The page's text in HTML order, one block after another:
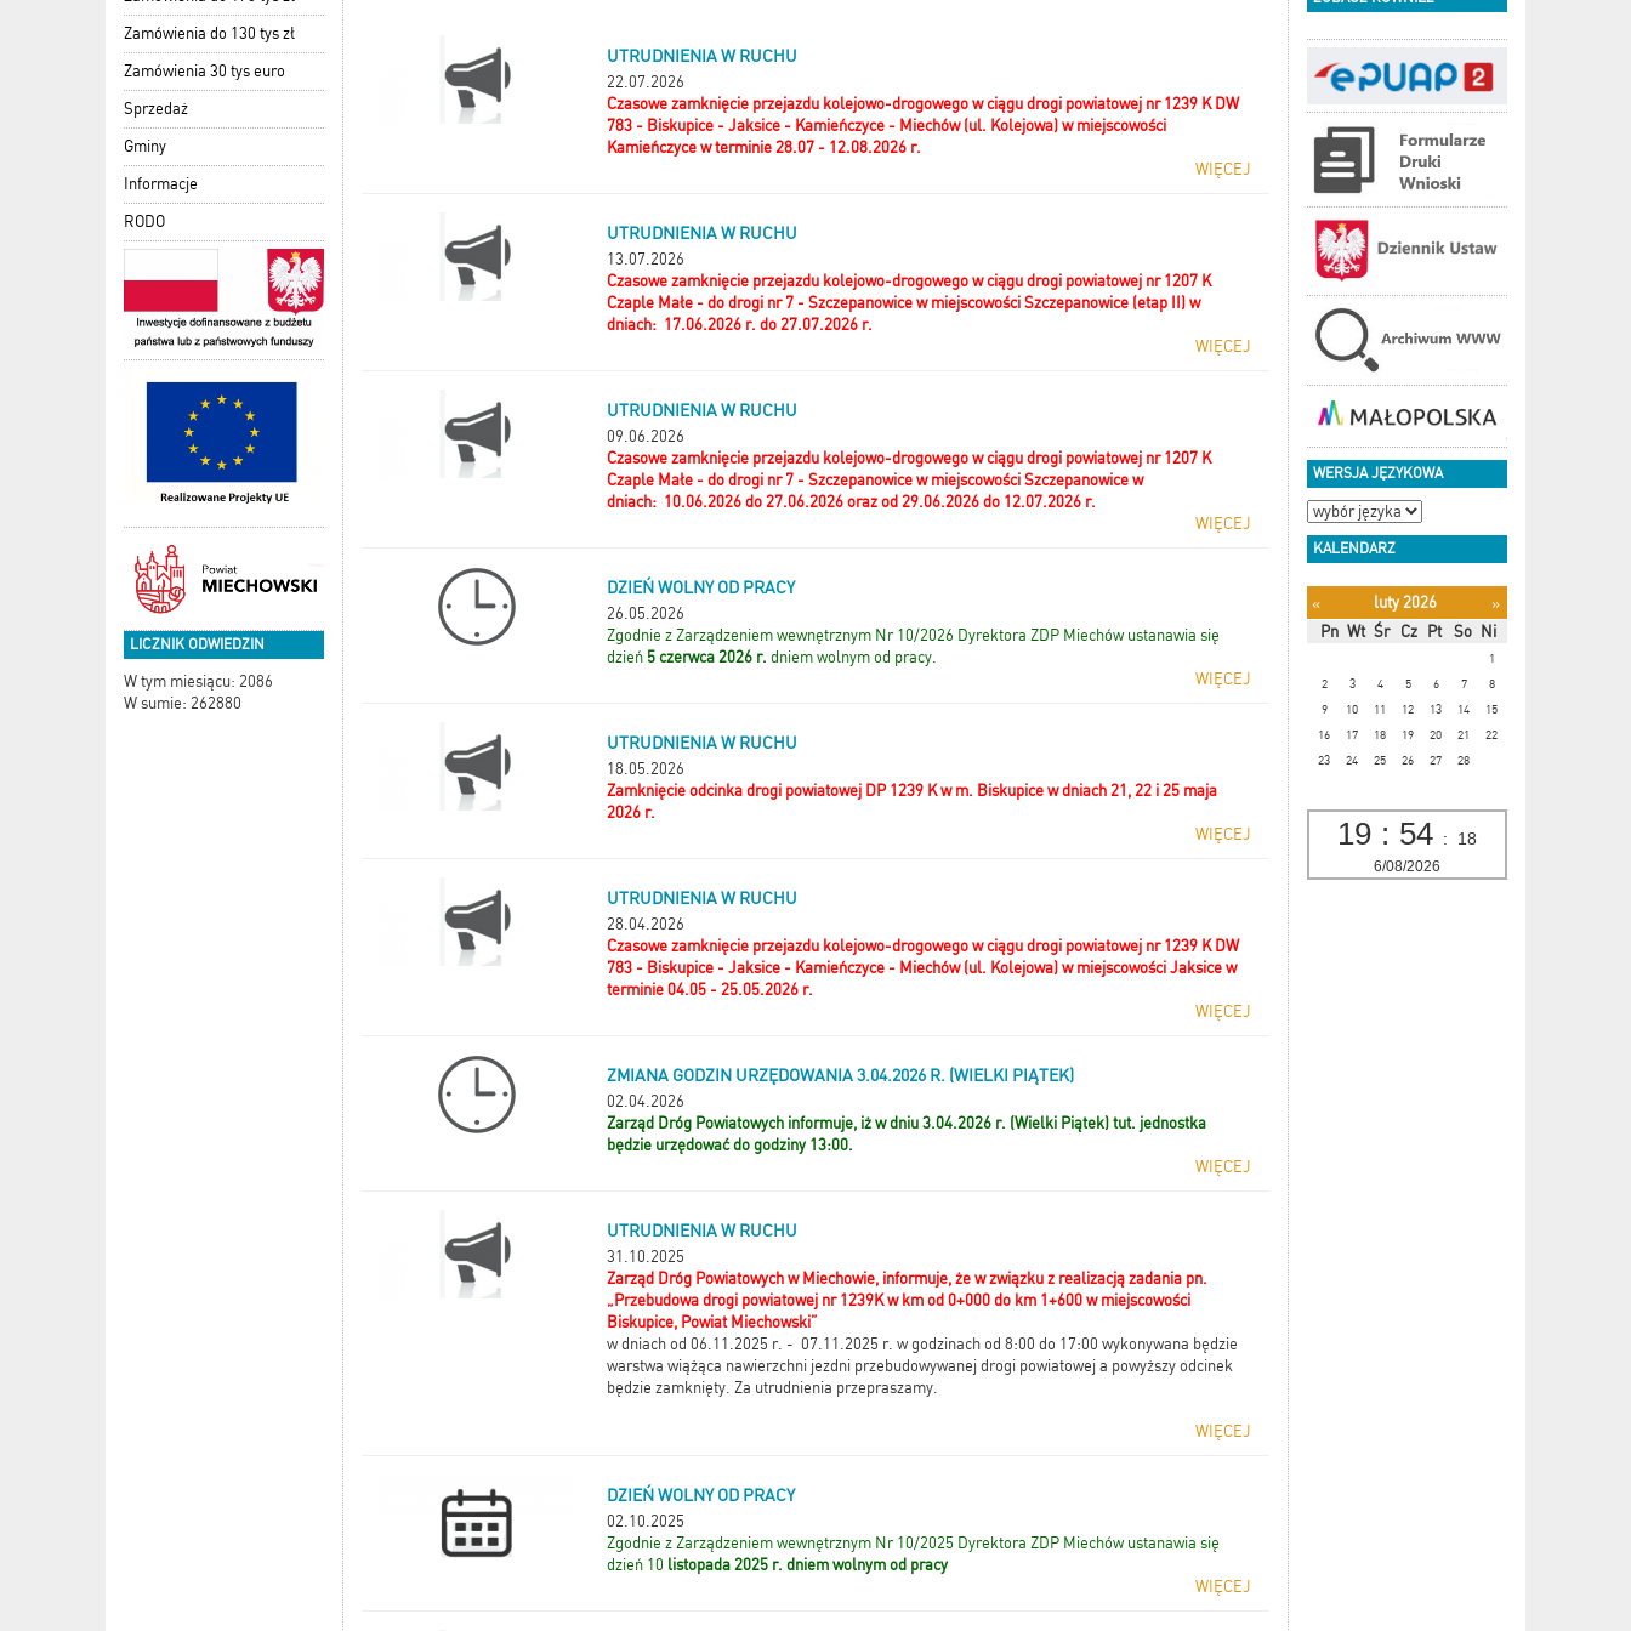
Zamówienia do 130 tys zł
Zamówienia 30 tys euro
Sprzedaż
Gminy
Informacje
RODO
LICZNIK ODWIEDZIN
W tym miesiącu: 2086
W sumie: 262880
UTRUDNIENIA W RUCHU
22.07.2026
Czasowe zamknięcie przejazdu kolejowo-drogowego w ciągu drogi powiatowej nr 1239 K DW
783 - Biskupice - Jaksice - Kamieńczyce - Miechów (ul. Kolejowa) w miejscowości
Kamieńczyce w terminie 28.07 - 12.08.2026 r.
WIĘCEJ
UTRUDNIENIA W RUCHU
13.07.2026
Czasowe zamknięcie przejazdu kolejowo-drogowego w ciągu drogi powiatowej nr 1207 K
Czaple Małe - do drogi nr 7 - Szczepanowice w miejscowości Szczepanowice (etap II) w
dniach: 17.06.2026 r. do 27.07.2026 r.
WIĘCEJ
UTRUDNIENIA W RUCHU
09.06.2026
Czasowe zamknięcie przejazdu kolejowo-drogowego w ciągu drogi powiatowej nr 1207 K
Czaple Małe - do drogi nr 7 - Szczepanowice w miejscowości Szczepanowice w
dniach: 10.06.2026 do 27.06.2026 oraz od 29.06.2026 do 12.07.2026 r.
WIĘCEJ
DZIEŃ WOLNY OD PRACY
26.05.2026
Zgodnie z Zarządzeniem wewnętrznym Nr 10/2026 Dyrektora ZDP Miechów ustanawia się
dzień 5 czerwca 2026 r. dniem wolnym od pracy.
WIĘCEJ
UTRUDNIENIA W RUCHU
18.05.2026
Zamknięcie odcinka drogi powiatowej DP 1239 K w m. Biskupice w dniach 21, 22 i 25 maja
2026 r.
WIĘCEJ
UTRUDNIENIA W RUCHU
28.04.2026
Czasowe zamknięcie przejazdu kolejowo-drogowego w ciągu drogi powiatowej nr 1239 K DW
783 - Biskupice - Jaksice - Kamieńczyce - Miechów (ul. Kolejowa) w miejscowości Jaksice w
terminie 04.05 - 25.05.2026 r.
WIĘCEJ
ZMIANA GODZIN URZĘDOWANIA 3.04.2026 R. (WIELKI PIĄTEK)
02.04.2026
Zarząd Dróg Powiatowych informuje, iż w dniu 3.04.2026 r. (Wielki Piątek) tut. jednostka
będzie urzędować do godziny 13:00.
WIĘCEJ
UTRUDNIENIA W RUCHU
31.10.2025
Zarząd Dróg Powiatowych w Miechowie, informuje, że w związku z realizacją zadania pn.
„Przebudowa drogi powiatowej nr 1239K w km od 0+000 do km 1+600 w miejscowości
Biskupice, Powiat Miechowski”
w dniach od 06.11.2025 r. - 07.11.2025 r. w godzinach od 8:00 do 17:00 wykonywana będzie
warstwa wiążąca nawierzchni jezdni przebudowywanej drogi powiatowej a powyższy odcinek
będzie zamknięty. Za utrudnienia przepraszamy.
WIĘCEJ
DZIEŃ WOLNY OD PRACY
02.10.2025
Zgodnie z Zarządzeniem wewnętrznym Nr 10/2025 Dyrektora ZDP Miechów ustanawia się
dzień 10 listopada 2025 r. dniem wolnym od pracy
WIĘCEJ
WERSJA JĘZYKOWA
KALENDARZ
« luty 2026
»
Pn Wt Śr Cz Pt So Ni
1
2
3 4 5 6 7
8
9
10 11 12 13 14
15
16
17 18 19 20 21
22
23
24 25 26 27 28
19 : 54 : 18
6/08/2026